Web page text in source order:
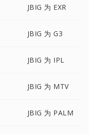
JBIG 为 EXR
JBIG 为 G3
JBIG 为 IPL
JBIG 为 MTV
JBIG 为 PALM